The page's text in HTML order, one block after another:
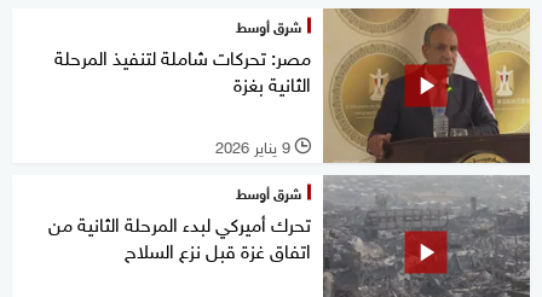
شرق أوسط
مصر: تحركات شاملة لتنفيذ المرحلة
الثانية بغزة
l 9 يناير 2026
شرق أوسط
تحرك أميركي لبدء المرحلة الثانية من
اتفاق غزة قبل نزع السلاح